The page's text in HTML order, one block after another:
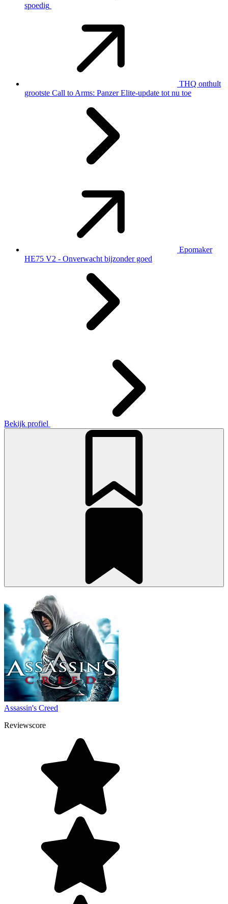
spoedig
THQ onthult
grootste Call to Arms: Panzer Elite-update tot nu toe
Epomaker
HE75 V2 - Onverwacht bijzonder goed
Bekijk profiel
Assassin's Creed
Reviewscore